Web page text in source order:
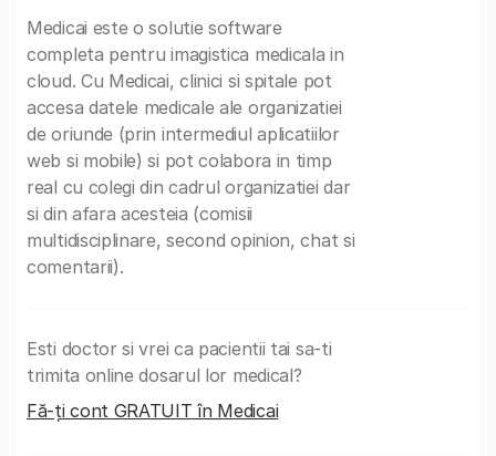
Medicai este o solutie software
completa pentru imagistica medicala in
cloud. Cu Medicai, clinici si spitale pot
accesa datele medicale ale organizatiei
de oriunde (prin intermediul aplicatiilor
web si mobile) si pot colabora in timp
real cu colegi din cadrul organizatiei dar
si din afara acesteia (comisii
multidisciplinare, second opinion, chat si
comentarii).
Esti doctor si vrei ca pacientii tai sa-ti
trimita online dosarul lor medical?
Fă-ți cont GRATUIT în Medicai